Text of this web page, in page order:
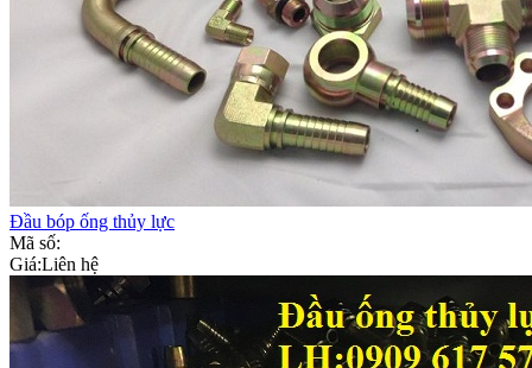
Đầu bóp ống thủy lực
Mã số:
Giá:Liên hệ